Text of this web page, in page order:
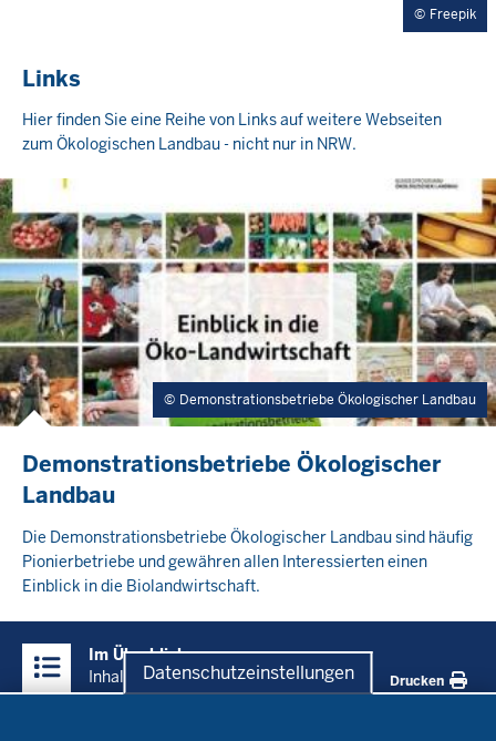
Datenschutzeinstellungen
Freepik
Links
Hier finden Sie eine Reihe von Links auf weitere Webseiten
zum Ökologischen Landbau - nicht nur in NRW.
Demonstrationsbetriebe Ökologischer Landbau
Demonstrationsbetriebe Ökologischer
Landbau
Die Demonstrationsbetriebe Ökologischer Landbau sind häufig
Pionierbetriebe und gewähren allen Interessierten einen
Einblick in die Biolandwirtschaft.
Inhalte
Im Überblick
Inhalt
Drucken